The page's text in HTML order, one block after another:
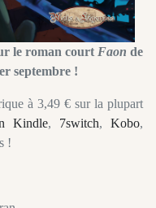
le roman court Faon de
septembre !
à 3,49 € sur la plupart
Kindle, 7switch,Kobo,
!